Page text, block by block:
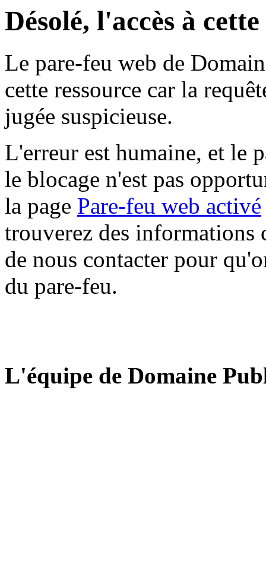
Désolé, l'accès à
Le pare-feu web de
cette ressource car la
jugée suspicieuse.
L'erreur est humaine, et le
le blocage n'est pas
la page Pare-feu web activé
trouverez des informations
de nous contacter pour
du pare-feu.
L'équipe de Domaine